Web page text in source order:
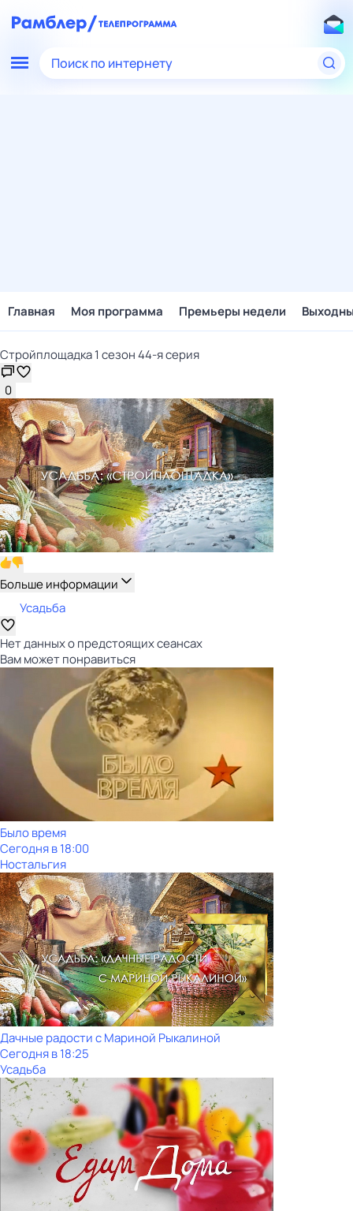
Поиск по интернету
Главная Моя программа Премьеры недели
Стройплощадка 1 сезон 44-я серия
0
Больше информации
Усадьба
Нет данных о предстоящих сеансах
Вам может понравиться
Было время
Сегодня в 18:00
Ностальгия
Дачные радости с Мариной Рыкалиной
Сегодня в 18:25
Усадьба